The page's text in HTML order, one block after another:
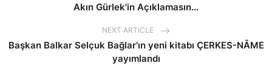
Akın Gürlek'in Açıklamasın...
NEXT ARTICLE
Başkan Balkar Selçuk Bağlar'ın yeni kitabı ÇERKES-NÂME
yayımlandı